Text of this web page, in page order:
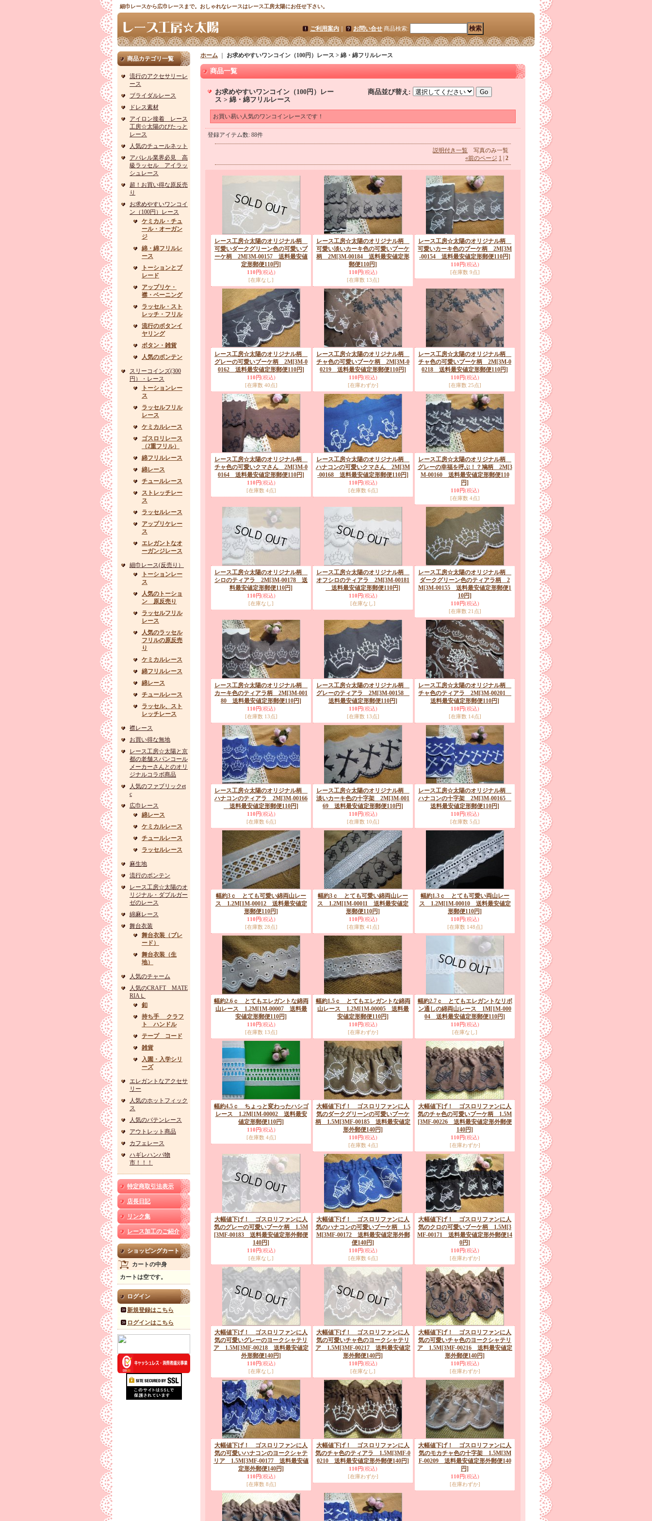
細巾レースから広巾レースまで。おしゃれなレースはレース工房太陽にお任せ下さい。
ご利用案内 お問い合せ 商品検索:
商品カテゴリ一覧
流行のアクセサリーレ
ース
ブライダルレース
ドレス素材
アイロン接着 レース
工房☆太陽のぴたっと
レース
人気のチュールネット
アパレル業界必見 高
級ラッセル アイラッ
シュレース
超！お買い得な原反売
り
お求めやすいワンコイ
ン（100円）レース
ケミカル・チュ
ール・オーガン
ジ
綿・綿フリルレ
ース
トーションとブ
レード
アップリケ・
襟・ベーニング
ラッセル・スト
レッチ・フリル
流行のボタンイ
ヤリング
ボタン・雑貨
人気のボンテン
スリーコインズ(300
円）・レース
トーションレー
ス
ラッセルフリル
レース
ケミカルレース
ゴスロリレース
（2重フリル）
綿フリルレース
綿レース
チュールレース
ストレッチレー
ス
ラッセルレース
アップリケレー
ス
エレガントなオ
ーガンジレース
細巾レース(反売り）
トーションレー
ス
人気のトーショ
ン 原反売り
ラッセルフリル
レース
人気のラッセル
フリルの原反売
り
ケミカルレース
綿フリルレース
綿レース
チュールレース
ラッセル、スト
レッチレース
襟レース
お買い得な無地
レース工房☆太陽と京
都の老舗スパンコール
メーカーさんとのオリ
ジナルコラボ商品
人気のファブリックet
c
広巾レース
綿レース
ケミカルレース
チュールレース
ラッセルレース
麻生地
流行のボンテン
レース工房☆太陽のオ
リジナル・ダブルガー
ゼのレース
綿麻レース
舞台衣装
舞台衣装（ブレ
ード）
舞台衣装（生
地）
人気のチャーム
人気のCRAFT MATE
RIAＬ
釦
持ち手 クラフ
ト ハンドル
テープ コード
雑貨
入園・入学シリ
ーズ
エレガントなアクセサ
リー
人気のホットフィック
ス
人気のバテンレース
アウトレット商品
カフェレース
ハギレハンパ物
市！！！
特定商取引法表示
店長日記
リンク集
レース加工のご紹介
ショッピングカート
カートの中身
カートは空です。
ログイン
新規登録はこちら
ログインはこちら
ホーム お求めやすいワンコイン（100円）レース > 綿・綿フリルレース
商品一覧
お求めやすいワンコイン（100円）レー
ス > 綿・綿フリルレース
商品並び替え :
お買い易い人気のワンコインレースです！
登録アイテム数: 88件
説明付き一覧 写真のみ一覧
«前のページ 1 2
レース工房☆太陽のオリジナル柄
可愛いダークグリーン色の可愛いブ
ーケ柄 2M[3M-00157 送料最安値
定形郵便110円]
110円(税込)
[在庫なし]
レース工房☆太陽のオリジナル柄
可愛い淡いカーキ色の可愛いブーケ
柄 2M[3M-00184 送料最安値定形
郵便110円]
110円(税込)
[在庫数 13点]
レース工房☆太陽のオリジナル柄
可愛いカーキ色のブーケ柄 2M[3M
-00154 送料最安値定形郵便110円]
110円(税込)
[在庫数 9点]
レース工房☆太陽のオリジナル柄
グレーの可愛いブーケ柄 2M[3M-0
0162 送料最安値定形郵便110円]
110円(税込)
[在庫数 40点]
レース工房☆太陽のオリジナル柄
チャ色の可愛いブーケ柄 2M[3M-0
0219 送料最安値定形郵便110円]
110円(税込)
[在庫わずか]
レース工房☆太陽のオリジナル柄
チャ色の可愛いブーケ柄 2M[3M-0
0218 送料最安値定形郵便110円]
110円(税込)
[在庫数 25点]
レース工房☆太陽のオリジナル柄
チャ色の可愛いクマさん 2M[3M-0
0164 送料最安値定形郵便110円]
110円(税込)
[在庫数 4点]
レース工房☆太陽のオリジナル柄
ハナコンの可愛いクマさん 2M[3M
-00168 送料最安値定形郵便110円]
110円(税込)
[在庫数 6点]
レース工房☆太陽のオリジナル柄
グレーの幸福を呼ぶ！？鳩柄 2M[3
M-00160 送料最安値定形郵便110
円]
110円(税込)
[在庫数 4点]
レース工房☆太陽のオリジナル柄
シロのティアラ 2M[3M-00178 送
料最安値定形郵便110円]
110円(税込)
[在庫なし]
レース工房☆太陽のオリジナル柄
オフシロのティアラ 2M[3M-00181
送料最安値定形郵便110円]
110円(税込)
[在庫なし]
レース工房☆太陽のオリジナル柄
ダークグリーン色のティアラ柄 2
M[3M-00155 送料最安値定形郵便1
10円]
110円(税込)
[在庫数 21点]
レース工房☆太陽のオリジナル柄
カーキ色のティアラ柄 2M[3M-001
80 送料最安値定形郵便110円]
110円(税込)
[在庫数 13点]
レース工房☆太陽のオリジナル柄
グレーのティアラ 2M[3M-00158
送料最安値定形郵便110円]
110円(税込)
[在庫数 13点]
レース工房☆太陽のオリジナル柄
チャ色のティアラ 2M[3M-00201
送料最安値定形郵便110円]
110円(税込)
[在庫数 14点]
レース工房☆太陽のオリジナル柄
ハナコンのティアラ 2M[3M-00166
送料最安値定形郵便110円]
110円(税込)
[在庫数 6点]
レース工房☆太陽のオリジナル柄
淡いカーキ色の十字架 2M[3M-001
69 送料最安値定形郵便110円]
110円(税込)
[在庫数 10点]
レース工房☆太陽のオリジナル柄
ハナコンの十字架 2M[3M-00165
送料最安値定形郵便110円]
110円(税込)
[在庫数 5点]
幅約3ｃ とても可愛い綿両山レー
ス 1.2M[1M-00012 送料最安値定
形郵便110円]
110円(税込)
[在庫数 28点]
幅約3ｃ とても可愛い綿両山レー
ス 1.2M[1M-00011 送料最安値定
形郵便110円]
110円(税込)
[在庫数 41点]
幅約1.3ｃ とても可愛い両山レー
ス 1.2M[1M-00010 送料最安値定
形郵便110円]
110円(税込)
[在庫数 148点]
幅約2.6ｃ とてもエレガントな綿両
山レース 1.2M[1M-00007 送料最
安値定形郵便110円]
110円(税込)
[在庫数 13点]
幅約1.5ｃ とてもエレガントな綿両
山レース 1.2M[1M-00005 送料最
安値定形郵便110円]
110円(税込)
[在庫わずか]
幅約2.7ｃ とてもエレガントなリボ
ン通しの綿両山レース 1M[1M-000
04 送料最安値定形郵便110円]
110円(税込)
[在庫なし]
幅約4.5ｃ ちょっと変わったハシゴ
レース 1.2M[1M-00002 送料最安
値定形郵便110円]
110円(税込)
[在庫数 4点]
大幅値下げ！ ゴスロリファンに人
気のダークグリーンの可愛いブーケ
柄 1.5M[3MF-00185 送料最安値定
形外郵便140円]
110円(税込)
[在庫数 4点]
大幅値下げ！ ゴスロリファンに人
気のチャ色の可愛いブーケ柄 1.5M
[3MF-00226 送料最安値定形外郵便
140円]
110円(税込)
[在庫わずか]
大幅値下げ！ ゴスロリファンに人
気のグレーの可愛いブーケ柄 1.5M
[3MF-00183 送料最安値定形外郵便
140円]
110円(税込)
[在庫なし]
大幅値下げ！ ゴスロリファンに人
気のハナコンの可愛いブーケ柄 1.5
M[3MF-00172 送料最安値定形外郵
便140円]
110円(税込)
[在庫数 6点]
大幅値下げ！ ゴスロリファンに人
気のクロの可愛いブーケ柄 1.5M[3
MF-00171 送料最安値定形外郵便14
0円]
110円(税込)
[在庫わずか]
大幅値下げ！ ゴスロリファンに人
気の可愛いグレーのヨークシャテリ
ア 1.5M[3MF-00218 送料最安値定
外形郵便140円]
110円(税込)
[在庫なし]
大幅値下げ！ ゴスロリファンに人
気の可愛いチャ色のヨークシャテリ
ア 1.5M[3MF-00217 送料最安値定
形外郵便140円]
110円(税込)
[在庫なし]
大幅値下げ！ ゴスロリファンに人
気の可愛いチャ色のヨークシャテリ
ア 1.5M[3MF-00216 送料最安値定
形外郵便140円]
110円(税込)
[在庫わずか]
大幅値下げ！ ゴスロリファンに人
気の可愛いハナコンのヨークシャテ
リア 1.5M[3MF-00177 送料最安値
定形外郵便140円]
110円(税込)
[在庫数 8点]
大幅値下げ！ ゴスロリファンに人
気のチャ色のティアラ 1.5M[3MF-0
0210 送料最安値定形外郵便140円]
110円(税込)
[在庫わずか]
大幅値下げ！ ゴスロリファンに人
気のモカチャ色の十字架 1.5M[3M
F-00209 送料最安値定形外郵便140
円]
110円(税込)
[在庫わずか]